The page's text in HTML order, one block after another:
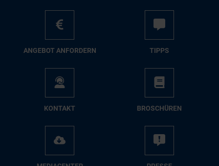
AN­GE­BOT AN­FOR­DERN TIPPS
KON­TAKT BRO­SCHÜ­REN